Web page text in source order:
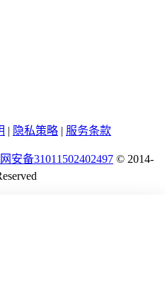
| 隐私策略 | 服务条款
安备31011502402497 © 2014-